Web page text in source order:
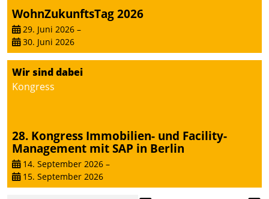
WohnZukunftsTag 2026
29. Juni 2026 –
30. Juni 2026
Wir sind dabei
Kongress
28. Kongress Immobilien- und Facility-
Management mit SAP in Berlin
14. September 2026 –
15. September 2026